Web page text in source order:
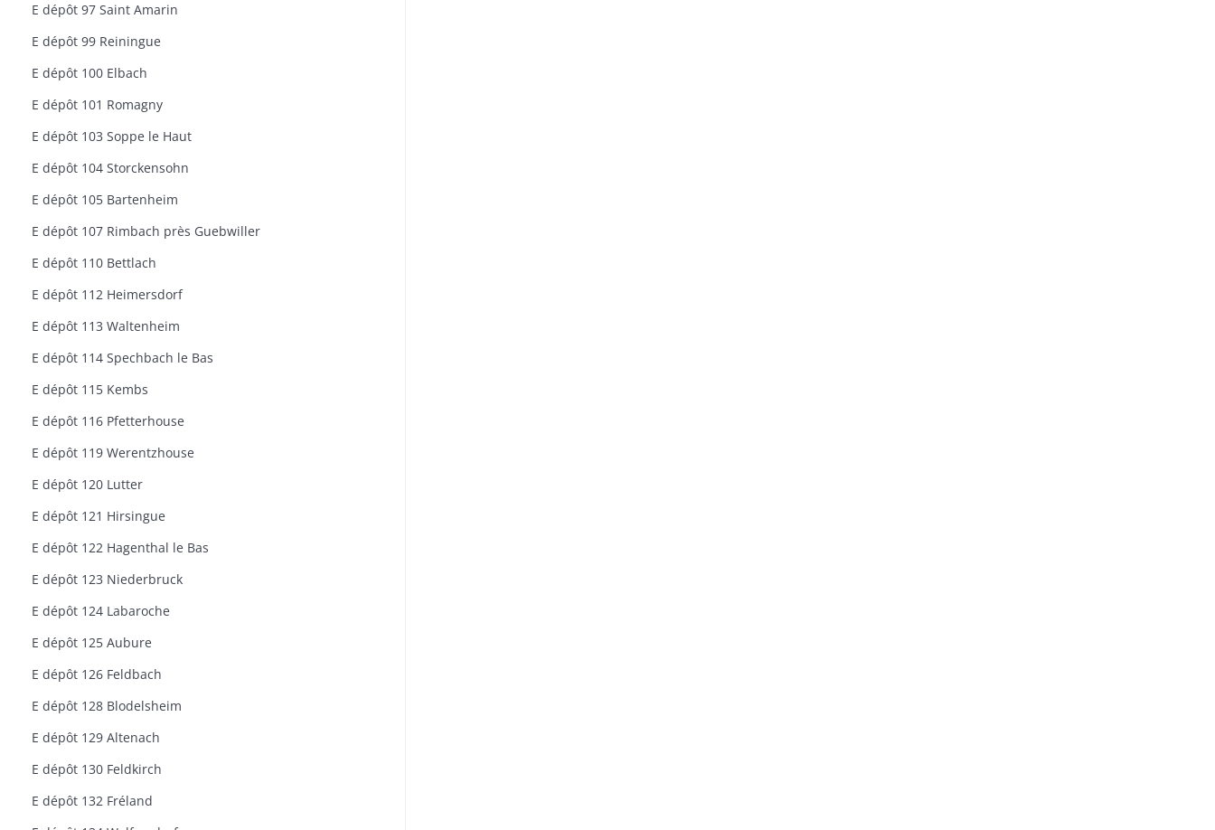
E dépôt 97 Saint Amarin
E dépôt 99 Reiningue
E dépôt 100 Elbach
E dépôt 101 Romagny
E dépôt 103 Soppe le Haut
E dépôt 104 Storckensohn
E dépôt 105 Bartenheim
E dépôt 107 Rimbach près Guebwiller
E dépôt 110 Bettlach
E dépôt 112 Heimersdorf
E dépôt 113 Waltenheim
E dépôt 114 Spechbach le Bas
E dépôt 115 Kembs
E dépôt 116 Pfetterhouse
E dépôt 119 Werentzhouse
E dépôt 120 Lutter
E dépôt 121 Hirsingue
E dépôt 122 Hagenthal le Bas
E dépôt 123 Niederbruck
E dépôt 124 Labaroche
E dépôt 125 Aubure
E dépôt 126 Feldbach
E dépôt 128 Blodelsheim
E dépôt 129 Altenach
E dépôt 130 Feldkirch
E dépôt 132 Fréland